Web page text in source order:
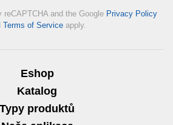
and the Google Privacy Policy
Terms of Service apply.
Eshop
Katalog
Typy produktů